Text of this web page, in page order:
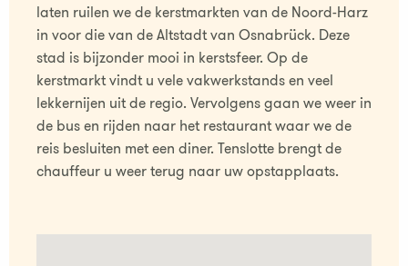
laten ruilen we de kerstmarkten van de Noord-Harz
in voor die van de Altstadt van Osnabrück. Deze
stad is bijzonder mooi in kerstsfeer. Op de
kerstmarkt vindt u vele vakwerkstands en veel
lekkernijen uit de regio. Vervolgens gaan we weer in
de bus en rijden naar het restaurant waar we de
reis besluiten met een diner. Tenslotte brengt de
chauffeur u weer terug naar uw opstapplaats.